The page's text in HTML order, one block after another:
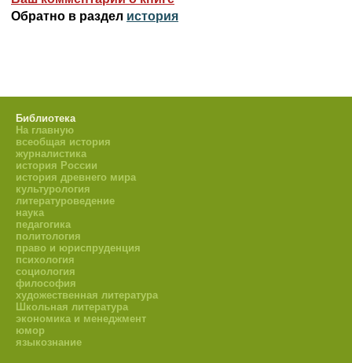
Обратно в раздел история
Библиотека
На главную
всеобщая история
журналистика
история России
история древнего мира
культурология
литературоведение
наука
педагогика
политология
право и юриспруденция
психология
социология
философия
художественная литература
Школьная литература
экономика и менеджмент
юмор
языкознание